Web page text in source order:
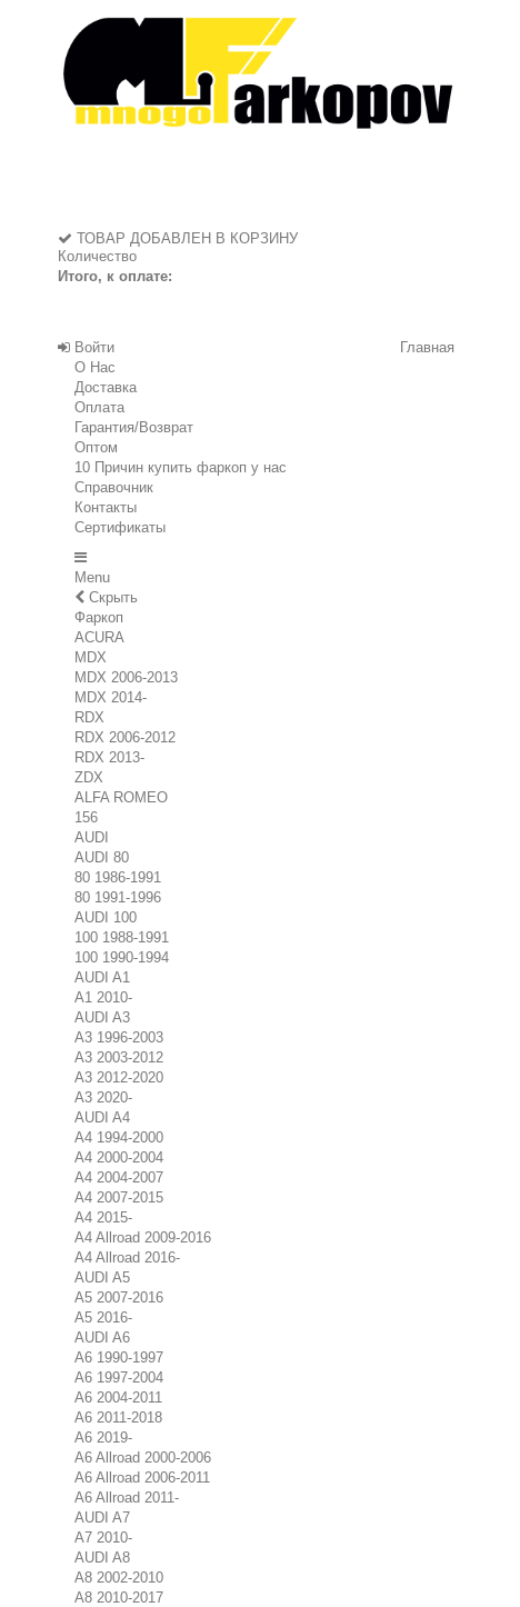
ТОВАР ДОБАВЛЕН В КОРЗИНУ
Количество
Итого, к оплате:
Войти
Главная
О Нас
Доставка
Оплата
Гарантия/Возврат
Оптом
10 Причин купить фаркоп у нас
Справочник
Контакты
Сертификаты
Menu
Скрыть
Фаркоп
ACURA
MDX
MDX 2006-2013
MDX 2014-
RDX
RDX 2006-2012
RDX 2013-
ZDX
ALFA ROMEO
156
AUDI
AUDI 80
80 1986-1991
80 1991-1996
AUDI 100
100 1988-1991
100 1990-1994
AUDI A1
A1 2010-
AUDI A3
A3 1996-2003
A3 2003-2012
A3 2012-2020
A3 2020-
AUDI A4
A4 1994-2000
A4 2000-2004
A4 2004-2007
A4 2007-2015
A4 2015-
A4 Allroad 2009-2016
A4 Allroad 2016-
AUDI A5
A5 2007-2016
A5 2016-
AUDI A6
A6 1990-1997
A6 1997-2004
A6 2004-2011
A6 2011-2018
A6 2019-
A6 Allroad 2000-2006
A6 Allroad 2006-2011
A6 Allroad 2011-
AUDI A7
A7 2010-
AUDI A8
A8 2002-2010
A8 2010-2017